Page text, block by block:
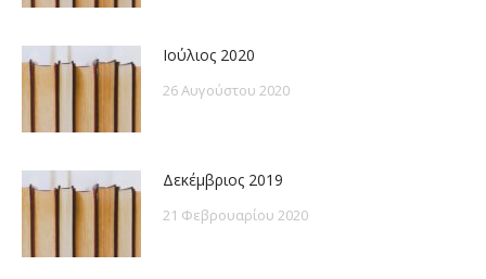
Ιούλιος 2020
26 Αυγούστου 2020
Δεκέμβριος 2019
21 Φεβρουαρίου 2020